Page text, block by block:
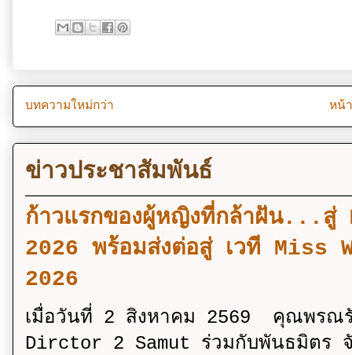
บทความใหม่กว่า หน้
ข่าวประชาสัมพันธ์
ก้าวแรกของผู้หญิงที่กล้าฝัน...
2026 พร้อมส่งต่อสู่ เวที
2026
เมื่อวันที่ 2 สิงหาคม 2569 คุณพร
Dirctor 2 Samut ร่วมกับพันธมิตร จั